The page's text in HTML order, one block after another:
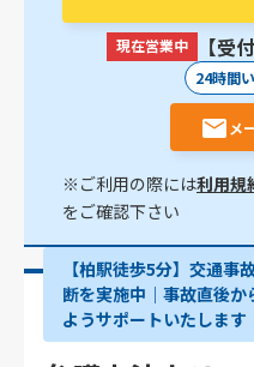
現在営業中 【受
24時間
メ
※ご利用の際には利用規
をご確認下さい
【柏駅徒歩5分】交通事
断を実施中｜事故直後
ようサポートいたします